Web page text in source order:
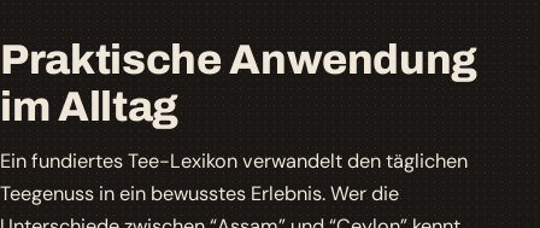
Praktische Anwendung
im Alltag
Ein fundiertes Tee-Lexikon verwandelt den täglichen
Teegenuss in ein bewusstes Erlebnis. Wer die